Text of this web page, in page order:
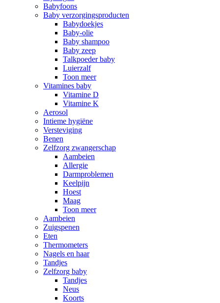
Babyfoons
Baby verzorgingsproducten
Babydoekjes
Baby-olie
Baby shampoo
Baby zeep
Talkpoeder baby
Luierzalf
Toon meer
Vitamines baby
Vitamine D
Vitamine K
Aerosol
Intieme hygiëne
Versteviging
Benen
Zelfzorg zwangerschap
Aambeien
Allergie
Darmproblemen
Keelpijn
Hoest
Maag
Toon meer
Aambeien
Zuigspenen
Eten
Thermometers
Nagels en haar
Tandjes
Zelfzorg baby
Tandjes
Neus
Koorts